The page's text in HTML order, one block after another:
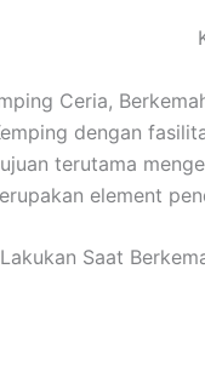
Ceria,
dengan
terutama
element
Saat